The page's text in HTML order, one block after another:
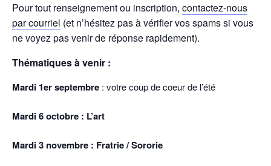
Pour tout renseignement ou inscription, contactez-nous
par courriel (et n’hésitez pas à vérifier vos spams si vous
ne voyez pas venir de réponse rapidement).
Thématiques à venir :
Mardi 1er septembre : votre coup de coeur de l’été
Mardi 6 octobre : L’art
Mardi 3 novembre : Fratrie / Sororie